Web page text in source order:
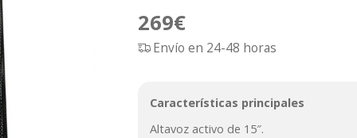
269€
Envío en 24-48 horas
Características principales
Altavoz activo de 15″.